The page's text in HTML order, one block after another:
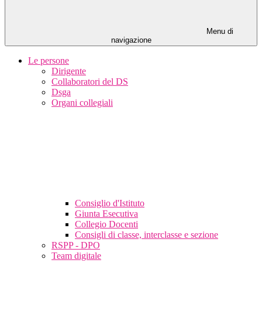
Menu di
navigazione
Le persone
Dirigente
Collaboratori del DS
Dsga
Organi collegiali
Consiglio d'Istituto
Giunta Esecutiva
Collegio Docenti
Consigli di classe, interclasse e sezione
RSPP - DPO
Team digitale